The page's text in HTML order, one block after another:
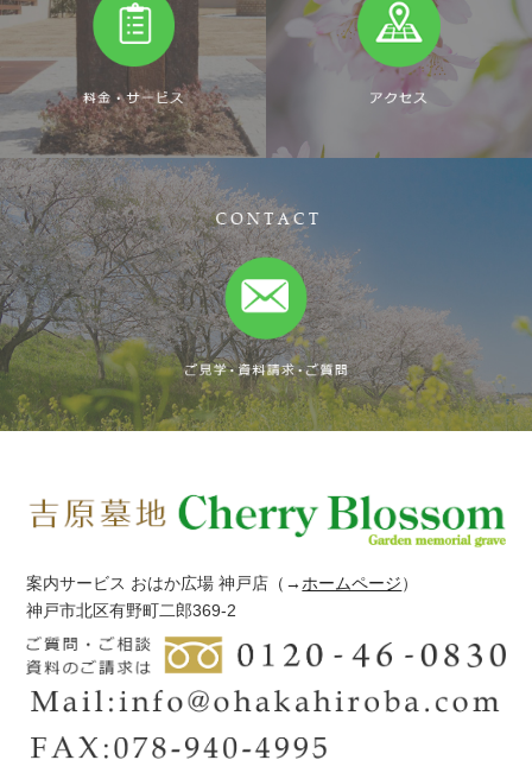
案内サービス おはか広場 神戸店 （→ホームページ）
神戸市北区有野町二郎369-2